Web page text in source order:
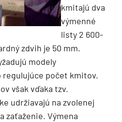
kmitajú dva
výmenné
listy 2 600-
zdvih je 50 mm.
modely
počet kmitov.
však vďaka tzv.
udržiavajú na zvolenej
zaťaženie. Výmena